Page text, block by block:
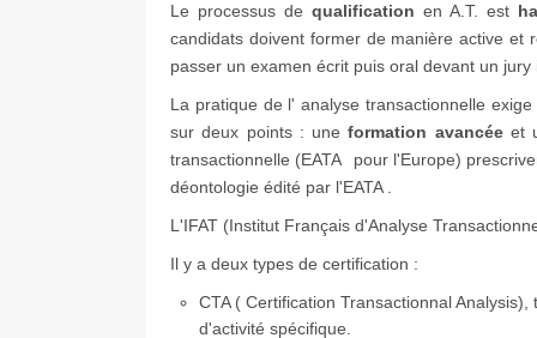
Le processus de qualification en A.T. est
candidats doivent former de manière active et
passer un examen écrit puis oral devant un jury
La pratique de l' analyse transactionnelle
sur deux points : uneformation avancéeet
transactionnelle (EATA
pour l'Europe)
déontologie édité par l'EATA .
L'IFAT (Institut Français d'Analyse
Il y a deux types de certification :
CTA ( Certification Transactionnal
d'activité spécifique.